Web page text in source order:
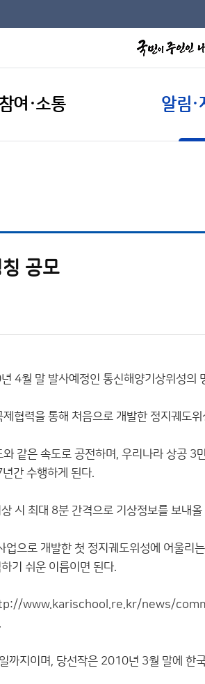
참여·소통 알림·
공모
4월 말 발사예정인 통신해양기상위성의
협력을 통해 처음으로 개발한 정지궤도
같은 속도로 공전하며, 우리나라 상공
간 수행하게 된다.
시 최대 8분 간격으로 기상정보를 보내
업으로 개발한 첫 정지궤도위성에 어울리
기 쉬운 이름이면 된다.
www.karischool.re.kr/news/
지이며, 당선작은 2010년 3월 말에 한